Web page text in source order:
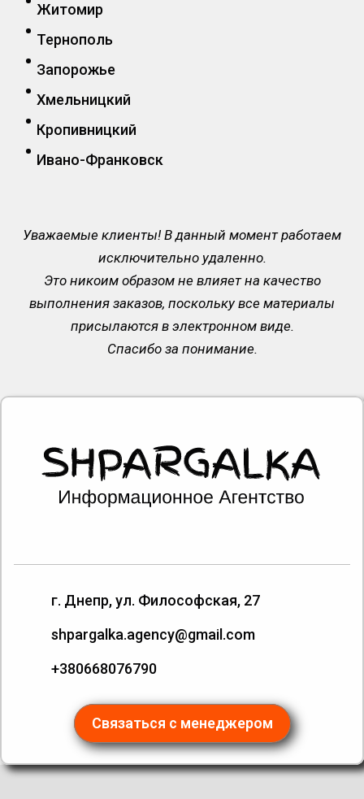
Житомир
Тернополь
Запорожье
Хмельницкий
Кропивницкий
Ивано-Франковск
Уважаемые клиенты! В данный момент работаем
исключительно удаленно.
Это никоим образом не влияет на качество
выполнения заказов, поскольку все материалы
присылаются в электронном виде.
Спасибо за понимание.
г. Днепр, ул. Философская, 27
shpargalka.agency@gmail.com
+380668076790
Связаться с менеджером